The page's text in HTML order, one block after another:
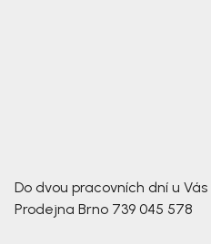
Do dvou pracovních dní u Vás
Prodejna Brno 739 045 578